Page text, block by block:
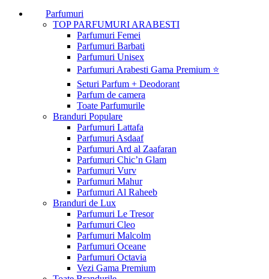
Parfumuri
TOP PARFUMURI ARABESTI
Parfumuri Femei
Parfumuri Barbati
Parfumuri Unisex
Parfumuri Arabesti Gama Premium ⭐
Seturi Parfum + Deodorant
Parfum de camera
Toate Parfumurile
Branduri Populare
Parfumuri Lattafa
Parfumuri Asdaaf
Parfumuri Ard al Zaafaran
Parfumuri Chic’n Glam
Parfumuri Vurv
Parfumuri Mahur
Parfumuri Al Raheeb
Branduri de Lux
Parfumuri Le Tresor
Parfumuri Cleo
Parfumuri Malcolm
Parfumuri Oceane
Parfumuri Octavia
Vezi Gama Premium